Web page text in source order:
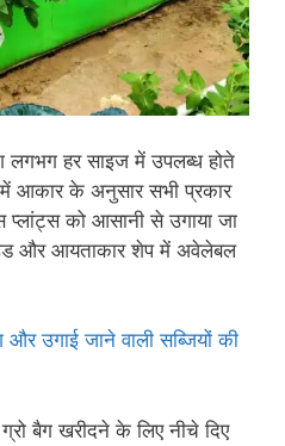
लगभग हर साइज में उपलब्ध होते
आकार के अनुसार सभी प्रकार
प्लांट्स को आसानी से उगाया जा
और आयताकार शेप में अवेलेबल
और उगाई जाने वाली सब्जियों की
बैग खरीदने के लिए नीचे दिए